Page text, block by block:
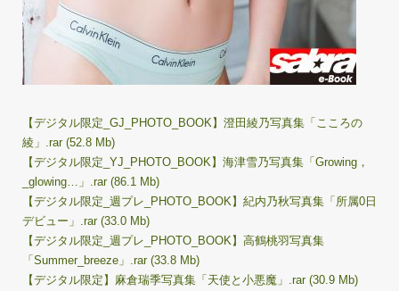
【デジタル限定_GJ_PHOTO_BOOK】澄田綾乃写真集「こころの
綾」.rar (52.8 Mb)
【デジタル限定_YJ_PHOTO_BOOK】海津雪乃写真集「Growing，
_glowing…」.rar (86.1 Mb)
【デジタル限定_週プレ_PHOTO_BOOK】紀内乃秋写真集「所属0日
デビュー」.rar (33.0 Mb)
【デジタル限定_週プレ_PHOTO_BOOK】高鶴桃羽写真集
「Summer_breeze」.rar (33.8 Mb)
【デジタル限定】麻倉瑞季写真集「天使と小悪魔」.rar (30.9 Mb)